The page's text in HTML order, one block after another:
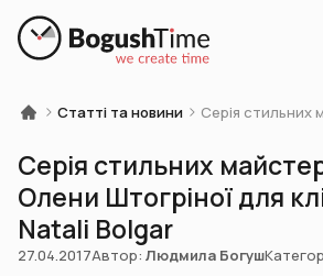
Статті та новини Серія стильних
Серія стильних
Олени Штогріної для
Natali Bolgar
27.04.2017Автор: Людмила Богуш